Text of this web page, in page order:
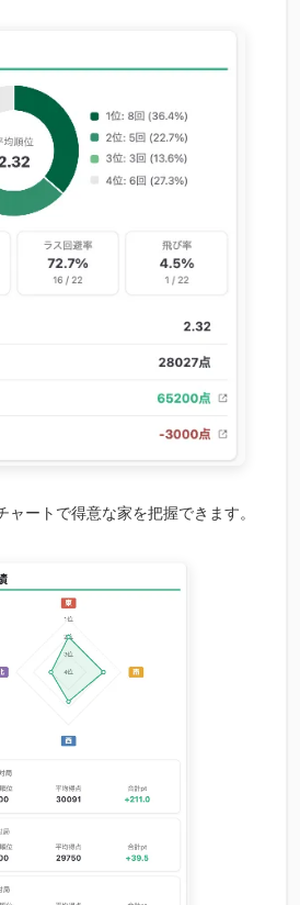
ートで得意な家を把握できます。